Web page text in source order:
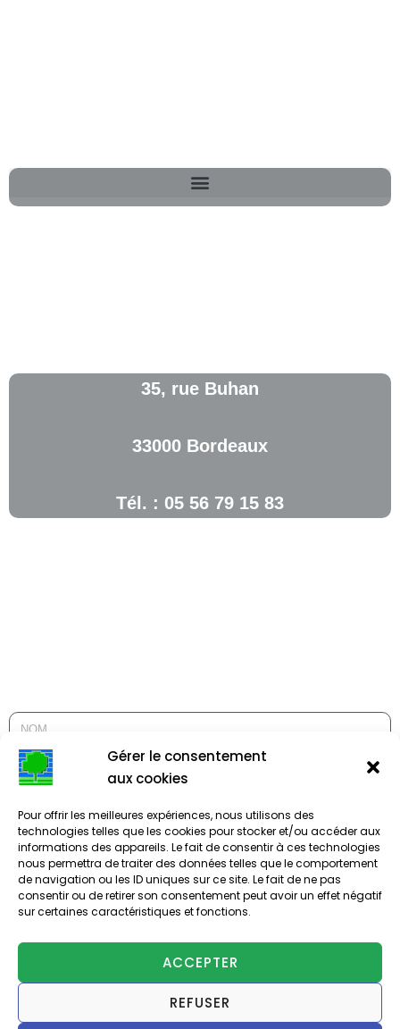
Gérer le consentement
aux cookies
Pour offrir les meilleures expériences, nous utilisons des
technologies telles que les cookies pour stocker et/ou accéder aux
informations des appareils. Le fait de consentir à ces technologies
nous permettra de traiter des données telles que le comportement
de navigation ou les ID uniques sur ce site. Le fait de ne pas
consentir ou de retirer son consentement peut avoir un effet négatif
sur certaines caractéristiques et fonctions.
ACCEPTER
REFUSER
35, rue Buhan
33000 Bordeaux
Tél. : 05 56 79 15 83
ENVOYER